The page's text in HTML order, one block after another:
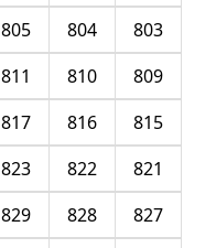
803
804
805
809
810
811
815
816
817
821
822
823
827
828
829